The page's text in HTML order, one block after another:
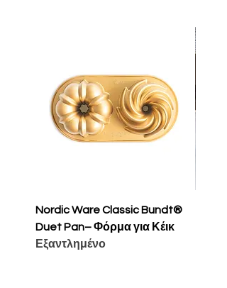
Nordic Ware Classic Bundt®
Duet Pan– Φόρμα για Κέικ
Εξαντλημένο